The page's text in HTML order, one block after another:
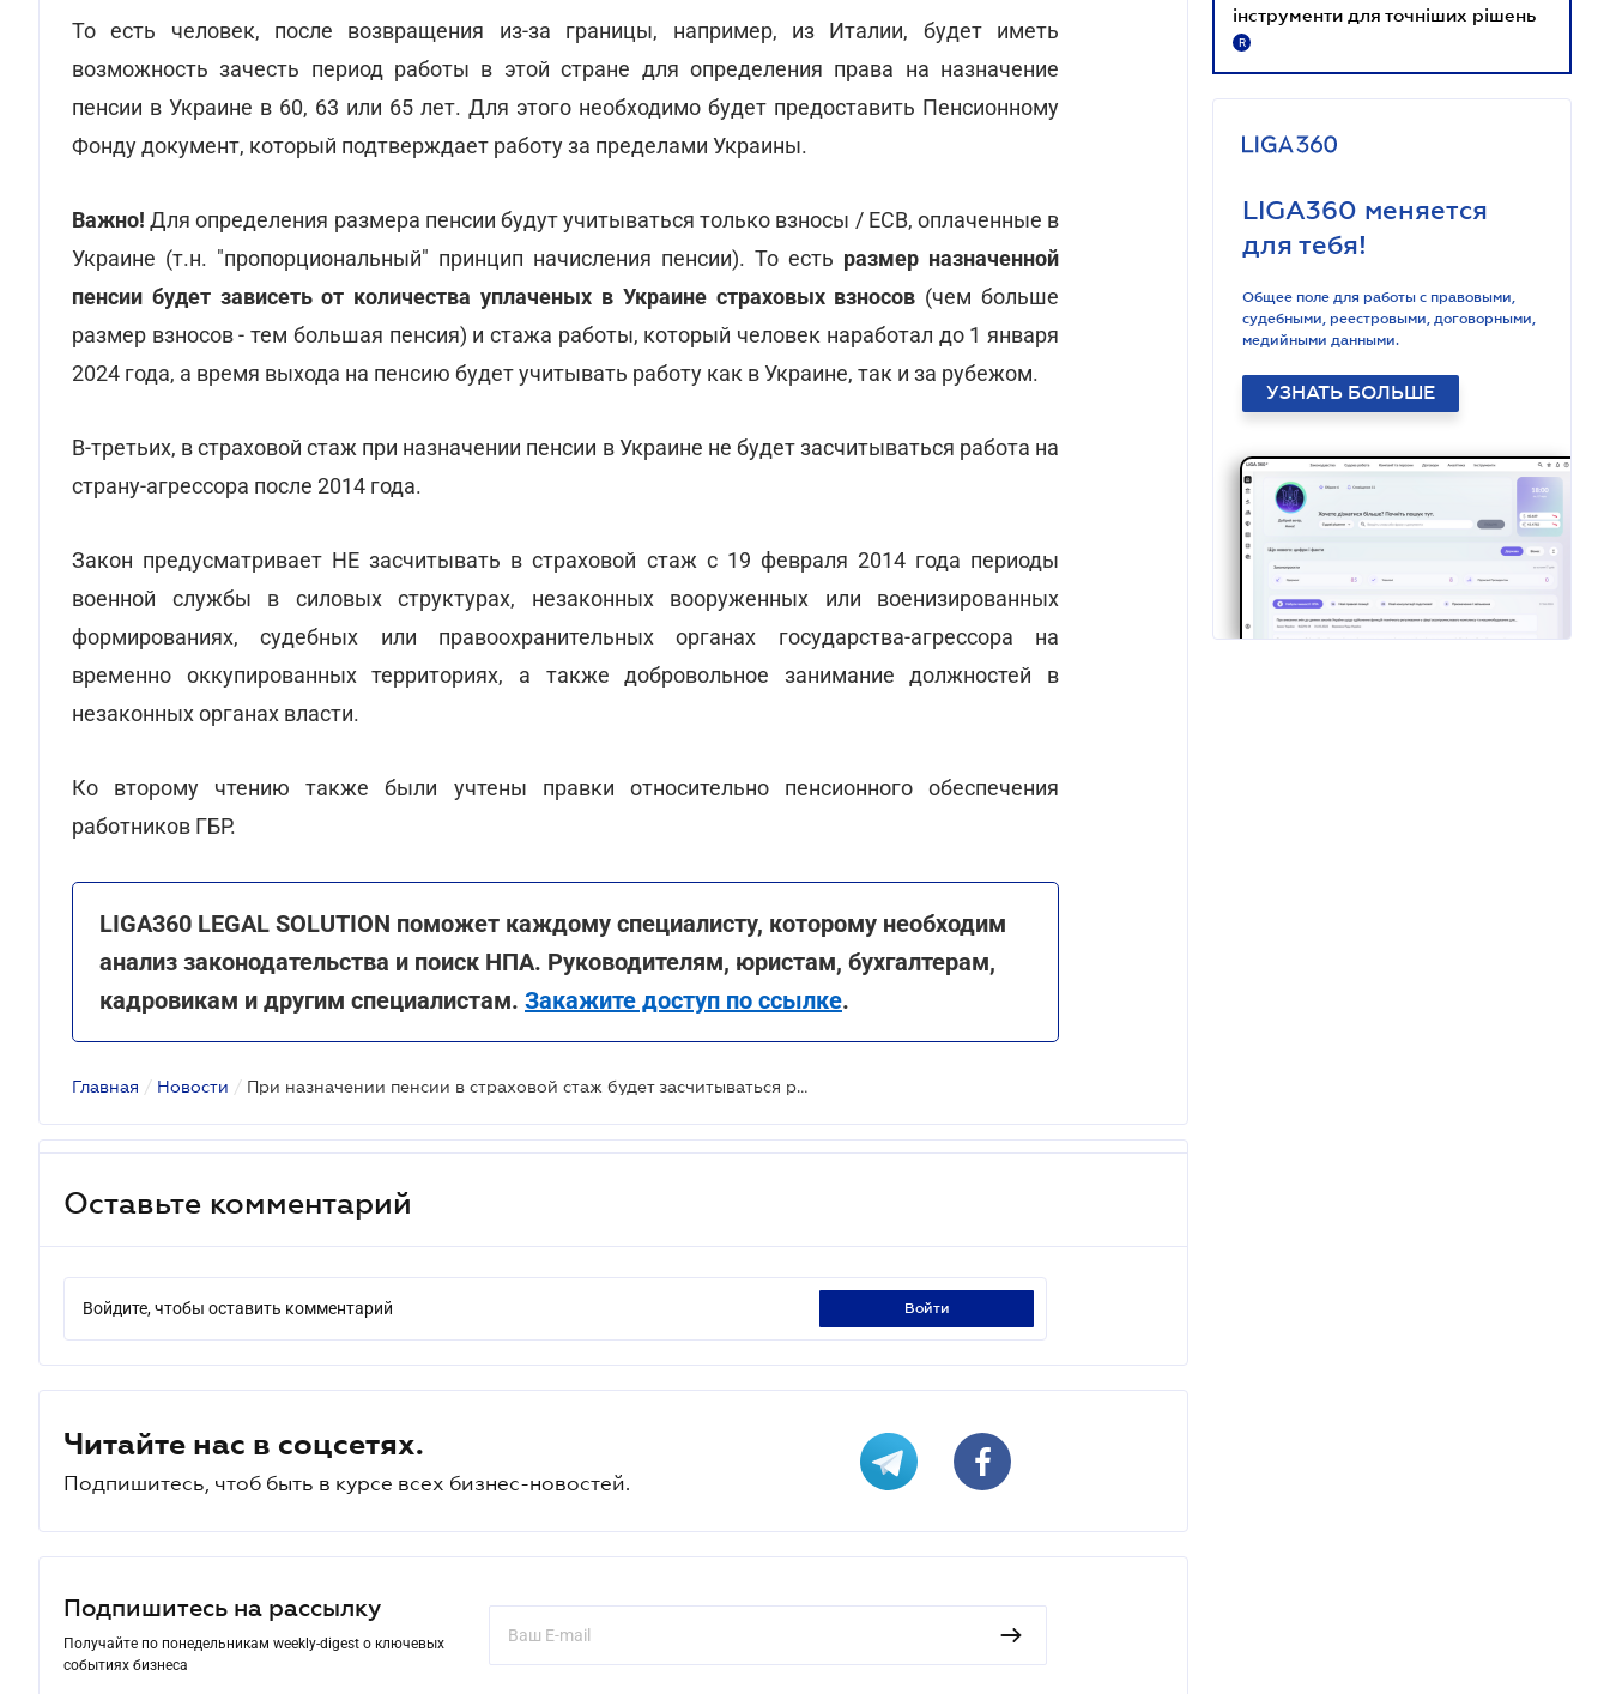
То есть человек, после возвращения из-за границы, например, из Италии, будет иметь
возможность зачесть период работы в этой стране для определения права на назначение
пенсии в Украине в 60, 63 или 65 лет. Для этого необходимо будет предоставить Пенсионному
Фонду документ, который подтверждает работу за пределами Украины.
Важно! Для определения размера пенсии будут учитываться только взносы / ЕСВ, оплаченные в
Украине (т.н. "пропорциональный" принцип начисления пенсии). То есть размер назначенной
пенсии будет зависеть от количества уплаченых в Украине страховых взносов (чем больше
размер взносов - тем большая пенсия) и стажа работы, который человек наработал до 1 января
2024 года, а время выхода на пенсию будет учитывать работу как в Украине, так и за рубежом.
В-третьих, в страховой стаж при назначении пенсии в Украине не будет засчитываться работа на
страну-агрессора после 2014 года.
Закон предусматривает НЕ засчитывать в страховой стаж с 19 февраля 2014 года периоды
военной службы в силовых структурах, незаконных вооруженных или военизированных
формированиях, судебных или правоохранительных органах государства-агрессора на
временно оккупированных территориях, а также добровольное занимание должностей в
незаконных органах власти.
Ко второму чтению также были учтены правки относительно пенсионного обеспечения
работников ГБР.
LIGA360 LEGAL SOLUTION поможет каждому специалисту, которому необходим
анализ законодательства и поиск НПА. Руководителям, юристам, бухгалтерам,
кадровикам и другим специалистам. Закажите доступ по ссылке.
Главная / Новости / При назначении пенсии в страховой стаж будет засчитываться работа за рубежом - принят Закон
Оставьте комментарий
Войдите, чтобы оставить комментарий войти
Читайте нас в соцсетях.
Подпишитесь, чтоб быть в курсе всех бизнес-новостей.
Подпишитесь на рассылку
Получайте по понедельникам weekly-digest о ключевых
событиях бизнеса
інструменти для точніших рішень
R
LIGA360 меняется
для тебя!
Общее поле для работы с правовыми,
судебными, реестровыми, договорными,
медийными данными.
УЗНАТЬ БОЛЬШЕ